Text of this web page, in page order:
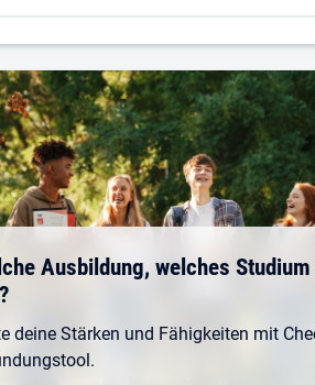
Ausbildung, welches
deine Stärken und Fähigkeiten mit